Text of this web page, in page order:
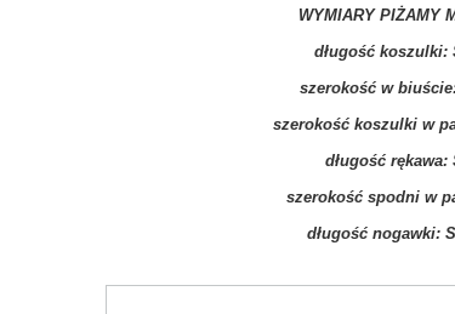
WYMIARY PIŻAMY
długość koszulki:
szerokość w
szerokość koszulki w
długość rękawa:
szerokość spodni w
długość nogawki: